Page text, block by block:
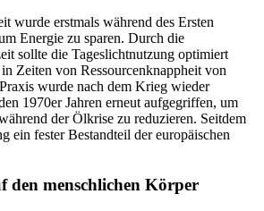
wurde erstmals während des Ersten
Energie zu sparen. Durch die
sollte die Tageslichtnutzung optimiert
Zeiten von Ressourcenknappheit von
wurde nach dem Krieg wieder
1970er Jahren erneut aufgegriffen, um
der Ölkrise zu reduzieren. Seitdem
ein fester Bestandteil der europäischen
den menschlichen Körper